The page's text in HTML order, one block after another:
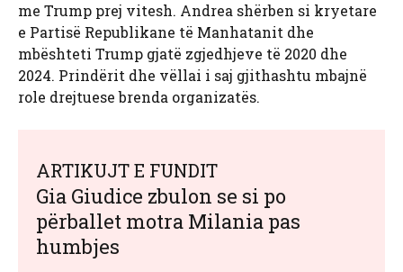
me Trump prej vitesh. Andrea shërben si kryetare
e Partisë Republikane të Manhatanit dhe
mbështeti Trump gjatë zgjedhjeve të 2020 dhe
2024. Prindërit dhe vëllai i saj gjithashtu mbajnë
role drejtuese brenda organizatës.
ARTIKUJT E FUNDIT
Gia Giudice zbulon se si po
përballet motra Milania pas
humbjes